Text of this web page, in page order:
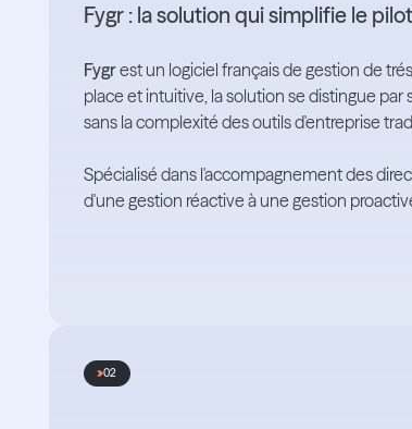
Fygr : la solution qui simplifie le
Fygrest un logiciel français de gestion de
place et intuitive, la solution se distingue
sans la complexité des outils d'entreprise
Spécialisé dans l'accompagnement des
d'une gestion réactive à une gestion
02